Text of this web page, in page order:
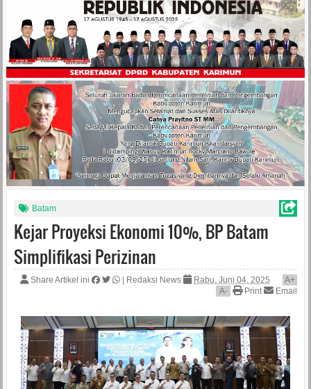
Batam
Kejar Proyeksi Ekonomi 10%, BP Batam
Simplifikasi Perizinan
Share Artikel ini Redaksi News Rabu, Juni 04, 2025 A+
A- Print Email